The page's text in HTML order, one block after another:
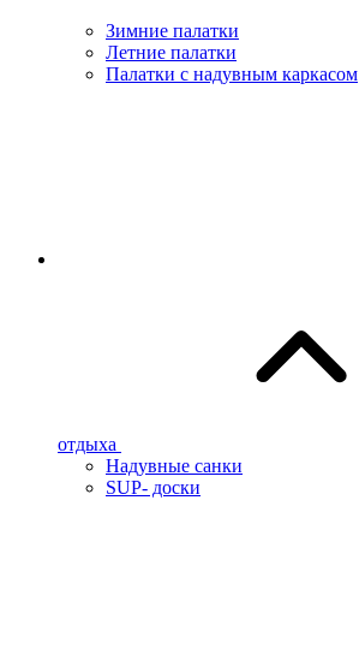
Зимние палатки
Летние палатки
Палатки с надувным каркасом
отдыха
Надувные санки
SUP- доски